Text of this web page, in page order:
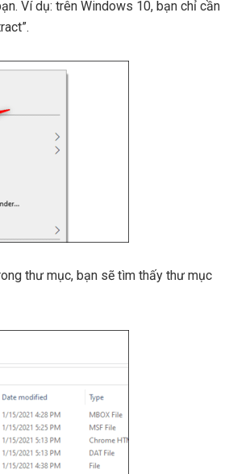
Ví dụ: trên Windows 10, bạn chỉ cần
thư mục, bạn sẽ tìm thấy thư mục